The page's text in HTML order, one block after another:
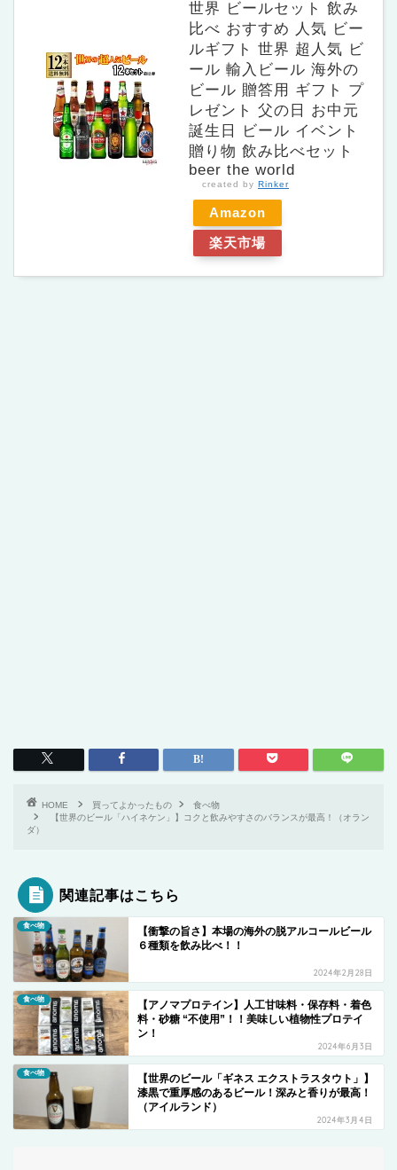
世界 ビールセット 飲み
比べ おすすめ 人気 ビー
ルギフト 世界 超人気 ビ
ール 輸入ビール 海外の
ビール 贈答用 ギフト プ
レゼント 父の日 お中元
誕生日 ビール イベント
贈り物 飲み比べセット
beer the world
created by Rinker
Amazon
楽天市場
HOME 買ってよかったもの
食べ物
【世界のビール「ハイネケン」】コクと飲みやすさのバランスが最高！（オラン
ダ）
関連記事はこちら
食べ物
【衝撃の旨さ】本場の海外の脱アルコールビール
６種類を飲み比べ！！
2024年2月28日
食べ物
【アノマプロテイン】人工甘味料・保存料・着色
料・砂糖 “不使用”！！美味しい植物性プロテイ
ン！
2024年6月3日
食べ物
【世界のビール「ギネス エクストラスタウト」】
漆黒で重厚感のあるビール！深みと香りが最高！
（アイルランド）
2024年3月4日